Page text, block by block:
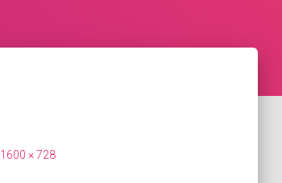
1600 × 728